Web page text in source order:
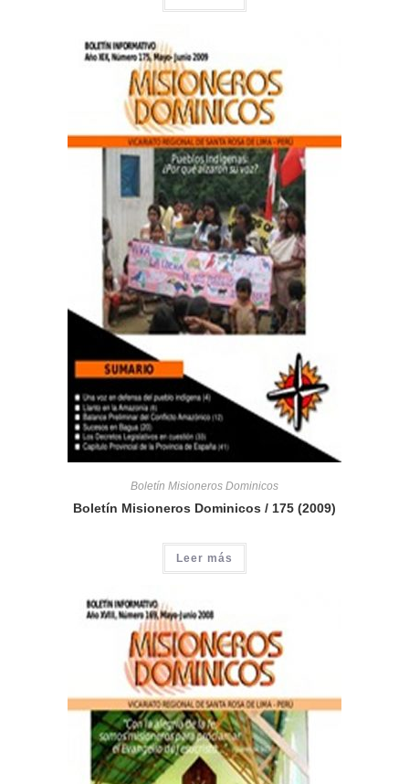
Boletín Misioneros Dominicos
Boletín Misioneros Dominicos / 175 (2009)
Leer más